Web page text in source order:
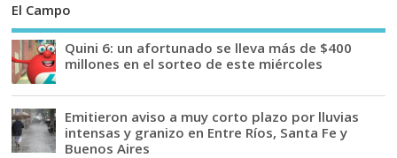
El Campo
Quini 6: un afortunado se lleva más de $400
millones en el sorteo de este miércoles
Emitieron aviso a muy corto plazo por lluvias
intensas y granizo en Entre Ríos, Santa Fe y
Buenos Aires